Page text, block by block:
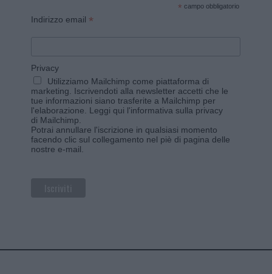
* campo obbligatorio
Indirizzo email *
Privacy
Utilizziamo Mailchimp come piattaforma di
marketing. Iscrivendoti alla newsletter accetti che le
tue informazioni siano trasferite a Mailchimp per
l'elaborazione. Leggi qui l'informativa sulla privacy
di Mailchimp
Potrai annullare l'iscrizione in qualsiasi momento
facendo clic sul collegamento nel piè di pagina delle
nostre e-mail.